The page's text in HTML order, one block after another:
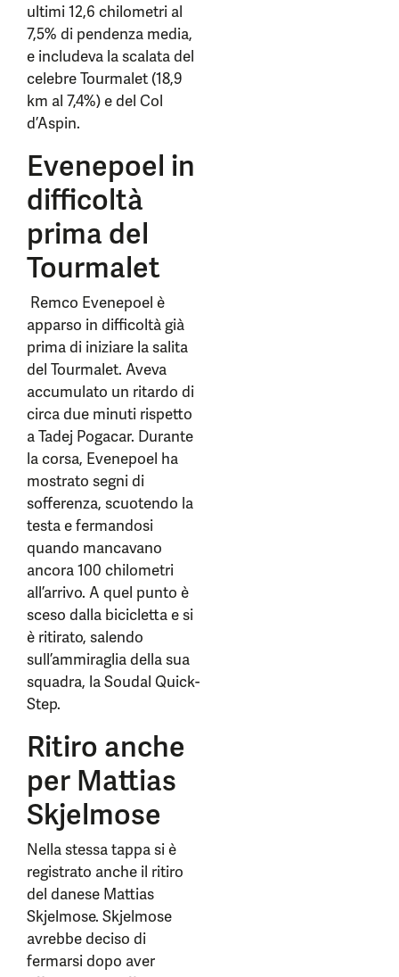
ultimi 12,6 chilometri al
7,5% di pendenza media,
e includeva la scalata del
celebre Tourmalet (18,9
km al 7,4%) e del Col
d’Aspin.
Evenepoel in
difficoltà
prima del
Tourmalet
Remco Evenepoel è
apparso in difficoltà già
prima di iniziare la salita
del Tourmalet. Aveva
accumulato un ritardo di
circa due minuti rispetto
a Tadej Pogacar. Durante
la corsa, Evenepoel ha
mostrato segni di
sofferenza, scuotendo la
testa e fermandosi
quando mancavano
ancora 100 chilometri
all’arrivo. A quel punto è
sceso dalla bicicletta e si
è ritirato, salendo
sull’ammiraglia della sua
squadra, la Soudal Quick-
Step.
Ritiro anche
per Mattias
Skjelmose
Nella stessa tappa si è
registrato anche il ritiro
del danese Mattias
Skjelmose. Skjelmose
avrebbe deciso di
fermarsi dopo aver